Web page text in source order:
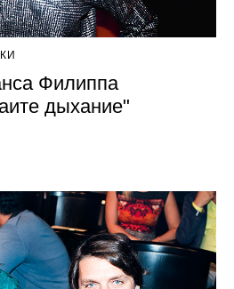
Филиппа
дыхание"